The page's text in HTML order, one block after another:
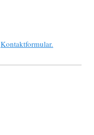
Kontaktformular.